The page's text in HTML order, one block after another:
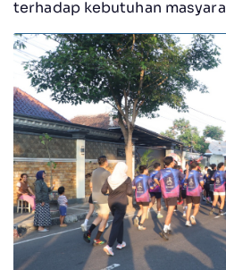
terhadap kebutuhan